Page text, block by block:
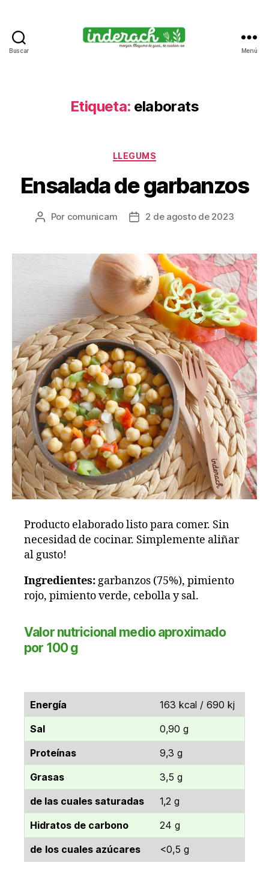
Buscar
pels
llegums
Menú
Etiqueta: elaborats
Categorías
LLEGUMS
Ensalada de garbanzos
Autor
entrada
Por comunicam
Fecha
entrada
2 de agosto de 2023
Producto elaborado listo para comer. Sin
necesidad de cocinar. Simplemente aliñar
al gusto!
Ingredientes:garbanzos (75%), pimiento
rojo, pimiento verde, cebolla y sal.
Valor nutricional medio aproximado
por 100 g
Energía
163 kcal / 690 kj
Sal
0,90 g
Proteínas
9,3 g
Grasas
3,5 g
de las cuales saturadas
1,2 g
Hidratos de carbono
24 g
de los cuales azúcares <0,5 g